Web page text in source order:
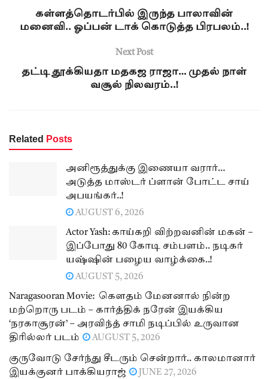
கள்ளத்தொடர்பில் இருந்த பாலாவின்
மனைவி.. ஓப்பன் டாக் கொடுத்த பிரபலம்..!
Next Post
தட்டி தூக்கியதா மதகஜ ராஜா… முதல் நாள்
வசூல் நிலவரம்..!
Related Posts
அனிரூத்துக்கு இணையா வரார்…
அடுத்த மாஸ்டர் ப்ளான் போட்ட சாய்
அபயங்கர்..!
AUGUST 6, 2026
Actor Yash: காய்கறி விற்றவனின் மகன் –
இப்போது 80 கோடி சம்பளம்.. நடிகர்
யஷ்ஷின் பழைய வாழ்க்கை..!
AUGUST 5, 2026
Naragasooran Movie: கௌதம் மேனனால் நின்ற
மற்றொரு படம் – கார்த்திக் நரேன் இயக்கிய
‘நரகாசூரன்’ – அரவிந்த் சாமி நடிப்பில் உருவான
திரில்லர் படம்
AUGUST 5, 2026
குருவோடு சேர்ந்து சீடரும் சென்றார்.. காலமானார்
இயக்குனர் பாக்கியராஜ்
JUNE 27, 2026